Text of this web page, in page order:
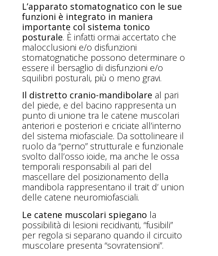
L’apparato stomatognatico con le sue
funzioni è integrato in maniera
importante col sistema tonico
posturale. È infatti ormai accertato che
malocclusioni e/o disfunzioni
stomatognatiche possono determinare o
essere il bersaglio di disfunzioni e/o
squilibri posturali, più o meno gravi.
Il distretto cranio-mandibolare al pari
del piede, e del bacino rappresenta un
punto di unione tra le catene muscolari
anteriori e posteriori e criciate all’interno
del sistema miofasciale. Da sottolineare il
ruolo da “perno” strutturale e funzionale
svolto dall’osso ioide, ma anche le ossa
temporali responsabili al pari del
mascellare del posizionamento della
mandibola rappresentano il trait d’ union
delle catene neuromiofasciali.
Le catene muscolari spiegano la
possibilità di lesioni recidivanti, “fusibili”
per regola si separano quando il circuito
muscolare presenta “sovratensioni”.